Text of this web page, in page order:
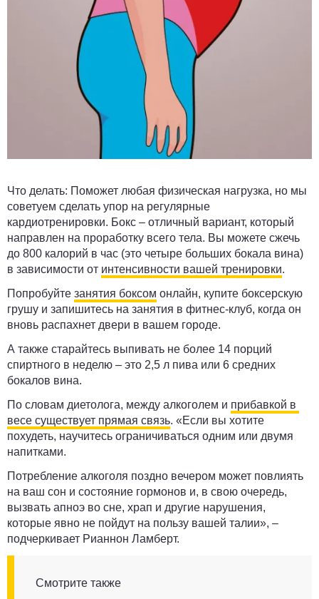
Что делать: Поможет любая физическая нагрузка, но мы
советуем сделать упор на регулярные
кардиотренировки. Бокс – отличный вариант, который
направлен на проработку всего тела. Вы можете сжечь
до 800 калорий в час (это четыре больших бокала вина)
в зависимости от интенсивности вашей тренировки.
Попробуйте занятия боксом онлайн, купите боксерскую
грушу и запишитесь на занятия в фитнес-клуб, когда он
вновь распахнет двери в вашем городе.
А также старайтесь выпивать не более 14 порций
спиртного в неделю – это 2,5 л пива или 6 средних
бокалов вина.
По словам диетолога, между алкоголем и прибавкой в ​​
весе существует прямая связь. «Если вы хотите
похудеть, научитесь ограничиваться одним или двумя
напитками.
Потребление алкоголя поздно вечером может повлиять
на ваш сон и состояние гормонов и, в свою очередь,
вызвать апноэ во сне, храп и другие нарушения,
которые явно не пойдут на пользу вашей талии», –
подчеркивает Рианнон Ламберт.
Смотрите также